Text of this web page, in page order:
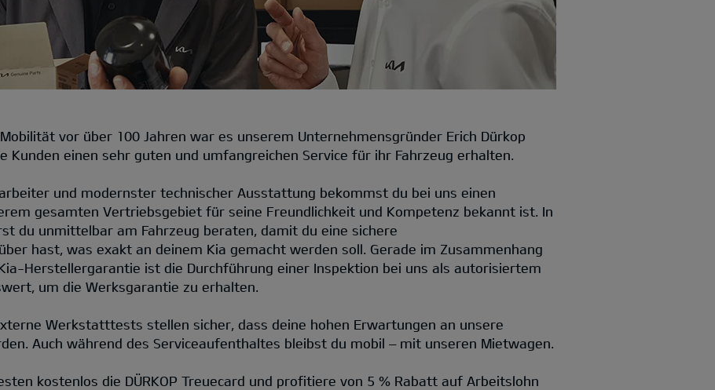
vor über 100 Jahren war es unserem Unternehmensgründer Erich Dürkop
Kunden einen sehr guten und umfangreichen Service für ihr Fahrzeug erhalten.
und modernster technischer Ausstattung bekommst du bei uns einen
gesamten Vertriebsgebiet für seine Freundlichkeit und Kompetenz bekannt ist. In
du unmittelbar am Fahrzeug beraten, damit du eine sichere
hast, was exakt an deinem Kia gemacht werden soll. Gerade im Zusammenhang
Herstellergarantie ist die Durchführung einer Inspektion bei uns als autorisiertem
um die Werksgarantie zu erhalten.
Werkstatttests stellen sicher, dass deine hohen Erwartungen an unsere
Auch während des Serviceaufenthaltes bleibst du mobil – mit unseren Mietwagen.
kostenlos die DÜRKOP Treuecard und profitiere von 5 % Rabatt auf Arbeitslohn